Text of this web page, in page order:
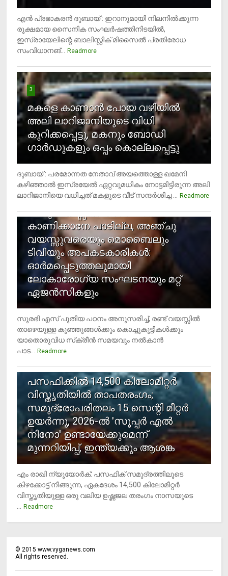
എന്‍ പ്രഭാകരന്‍ ദുബായ് : ഇറാനുമായി നിലനില്‍ക്കുന്ന
രൂക്ഷമായ സൈനിക സംഘര്‍ഷത്തിനിടയില്‍,
ഇസ്രായേലിന്റെ ബാലിസ്റ്റിക് മിസൈല്‍ പ്രതിരോധ
സംവിധാനങ്... Readmore
3
മകളെ കാണാന്‍ പോയ വഴിയില്‍
അലി ലാറിജാനിയുടെ വിധി
കുറിക്കപ്പെട്ടു, മകനും ബോഡി
ഗാര്‍ഡുകളും ഒപ്പം കൊല്ലപ്പെട്ടു
ദുബായ് : പരമോന്നത നേതാവ് അയത്തൊള്ള ഖമേനി
കഴിഞ്ഞാല്‍ ഇസ്രയേല്‍ ഏറ്റവുമധികം നോട്ടമിട്ടിരുന്ന അലി
ലാറിജാനിയെ വധിച്ചത് മകളുടെ വീട് സന്ദര്‍ശിച്ച ... Readmore
4
രണ്ടു വയസ്സില്‍ താഴെ സ്‌ക്രീന്‍
കാണിക്കാനേ പാടില്ല, അഞ്ചു
വയസ്സുവരെയും മൊബൈലും
ടിവിയും അപകടകാരികള്‍:
ഓര്‍മപ്പെടുത്തലുമായി
ലോകാരോഗ്യ സംഘടനയും മറ്റ്
ഏജന്‍സികളും
സുരഭി എസ് പുതിയ പഠനം അനുസരിച്ച്, രണ്ട് വയസ്സില്‍
താഴെയുള്ള കുഞ്ഞുങ്ങള്‍ക്കും കൊച്ചുകുട്ടികള്‍ക്കും
യാതൊരുവിധ സ്‌ക്രീന്‍ സമയവും നല്‍കാന്‍
പാട... Readmore
പസഫിക്കില്‍ 14,500 കിലോമീറ്റര്‍
വിസ്തൃതിയില്‍ താപതരംഗം;
സമുദ്രോപരിതലം 15 സെന്റി മീറ്റര്‍
ഉയര്‍ന്നു, 2026-ല്‍ 'സൂപ്പര്‍ എല്‍
നിനോ' ഉണ്ടായേക്കുമെന്ന്
മുന്നറിയിപ്പ്, ഇന്ത്യക്കും ആശങ്ക
എം രാഖി ന്യൂയോര്‍ക്: പസഫിക് സമുദ്രത്തിലൂടെ
കിഴക്കോട്ട് നീങ്ങുന്ന, ഏകദേശം 14,500 കിലോമീറ്റര്‍
വിസ്തൃതിയുള്ള ഒരു വലിയ ഉഷ്ണജല തരംഗം നാസയുടെ
... Readmore
©2015 www.vyganews.com
All rights reserved.